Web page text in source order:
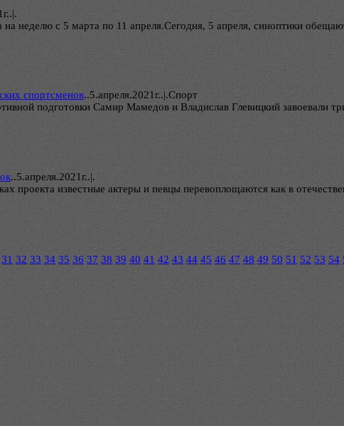
неделю с 5 марта по 11 апреля.Сегодня, 5 апреля, синоптики
спортсменов..5.апреля.2021г..|.Спорт
подготовки Самир Мамедов и Владислав Глевицкий завоевали
..5.апреля.2021г..|.
проекта известные актеры и певцы перевоплощаются как в
31 32 33 34 35 36 37 38 39 40 41 42 43 44 45 46 47 48 49 50 51 52 53 54